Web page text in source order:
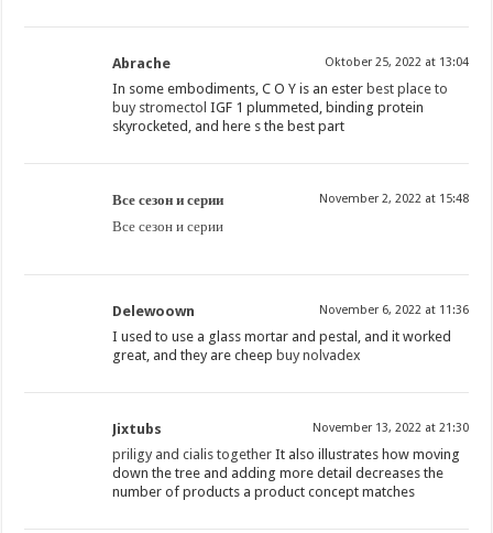
Abrache Oktober 25, 2022 at 13:04
In some embodiments, C O Y is an ester best place to
buy stromectol IGF 1 plummeted, binding protein
skyrocketed, and here s the best part
Все сезон и серии November 2, 2022 at 15:48
Все сезон и серии
Delewoown November 6, 2022 at 11:36
I used to use a glass mortar and pestal, and it worked
great, and they are cheep buy nolvadex
Jixtubs November 13, 2022 at 21:30
priligy and cialis together It also illustrates how moving
down the tree and adding more detail decreases the
number of products a product concept matches